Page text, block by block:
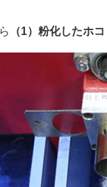
（1）粉化したホ